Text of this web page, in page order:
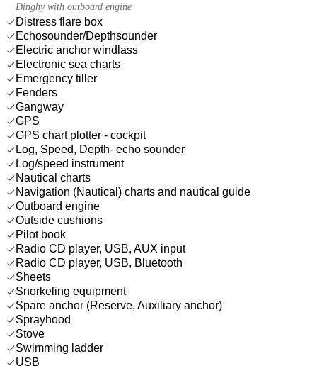
Dinghy with outboard engine
Distress flare box
Echosounder/Depthsounder
Electric anchor windlass
Electronic sea charts
Emergency tiller
Fenders
Gangway
GPS
GPS chart plotter - cockpit
Log, Speed, Depth- echo sounder
Log/speed instrument
Nautical charts
Navigation (Nautical) charts and nautical guide
Outboard engine
Outside cushions
Pilot book
Radio CD player, USB, AUX input
Radio CD player, USB, Bluetooth
Sheets
Snorkeling equipment
Spare anchor (Reserve, Auxiliary anchor)
Sprayhood
Stove
Swimming ladder
USB